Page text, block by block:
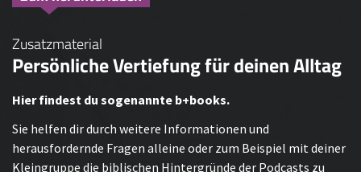
Zusatzmaterial
Persönliche Vertiefung für deinen Alltag
Hier findest du sogenannte b+books.
Sie helfen dir durch weitere Informationen und
herausfordernde Fragen alleine oder zum Beispiel mit deiner
Kleingruppe die biblischen Hintergründe der Podcasts zu